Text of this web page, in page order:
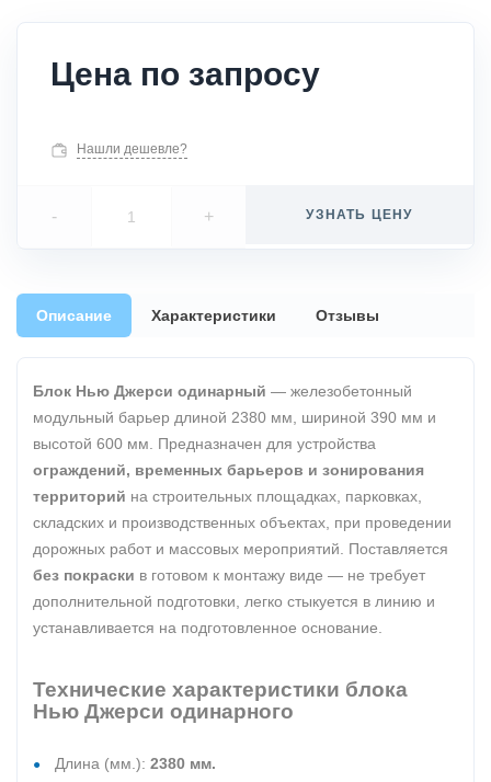
Цена по запросу
Нашли дешевле?
- + УЗНАТЬ ЦЕНУ
Описание Характеристики Отзывы
Блок Нью Джерси одинарный — железобетонный
модульный барьер длиной 2380 мм, шириной 390 мм и
высотой 600 мм. Предназначен для устройства
ограждений, временных барьеров и зонирования
территорий на строительных площадках, парковках,
складских и производственных объектах, при проведении
дорожных работ и массовых мероприятий. Поставляется
без покраски в готовом к монтажу виде — не требует
дополнительной подготовки, легко стыкуется в линию и
устанавливается на подготовленное основание.
Технические характеристики блока
Нью Джерси одинарного
Длина (мм.): 2380 мм.